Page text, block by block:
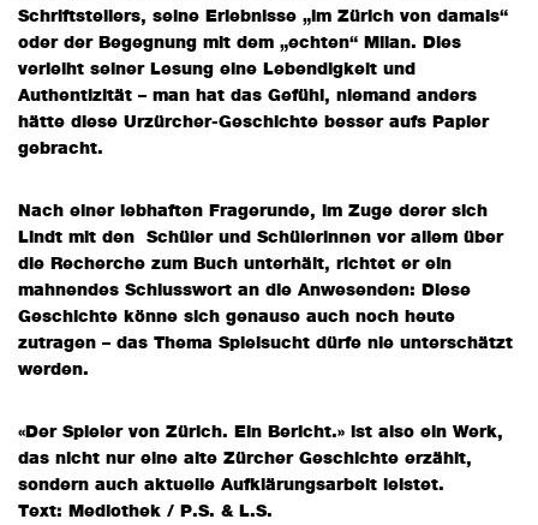
Schriftstellers, seine Erlebnisse „im Zürich von damals“
oder der Begegnung mit dem „echten“ Milan. Dies
verleiht seiner Lesung eine Lebendigkeit und
Authentizität – man hat das Gefühl, niemand anders
hätte diese Urzürcher-Geschichte besser aufs Papier
gebracht.
Nach einer lebhaften Fragerunde, im Zuge derer sich
Lindt mit den Schüler und Schülerinnen vor allem über
die Recherche zum Buch unterhält, richtet er ein
mahnendes Schlusswort an die Anwesenden: Diese
Geschichte könne sich genauso auch noch heute
zutragen – das Thema Spielsucht dürfe nie unterschätzt
werden.
«Der Spieler von Zürich. Ein Bericht.» ist also ein Werk,
das nicht nur eine alte Zürcher Geschichte erzählt,
sondern auch aktuelle Aufklärungsarbeit leistet.
Text: Mediothek / P.S. & L.S.